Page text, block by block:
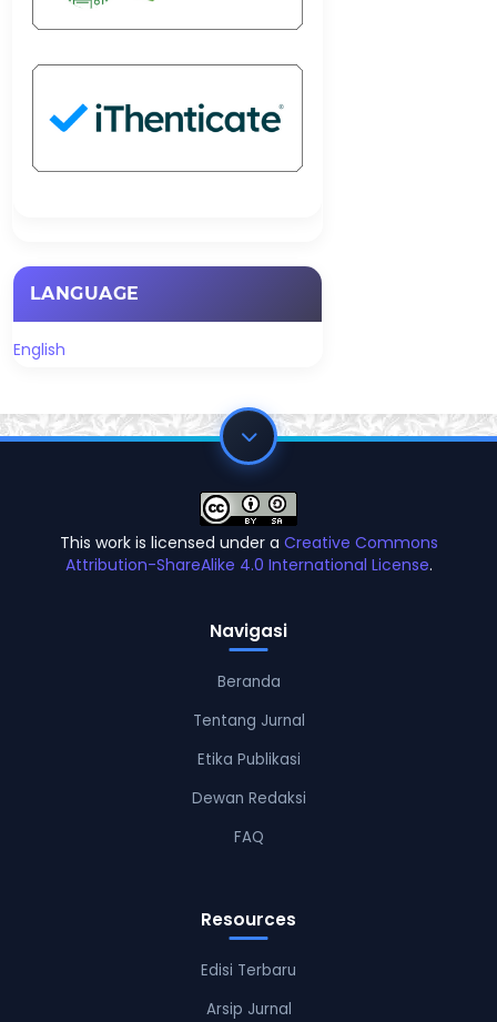
LANGUAGE
English
This work is licensed under a Creative Commons
Attribution-ShareAlike 4.0 International License.
Navigasi
Beranda
Tentang Jurnal
Etika Publikasi
Dewan Redaksi
FAQ
Resources
Edisi Terbaru
Arsip Jurnal